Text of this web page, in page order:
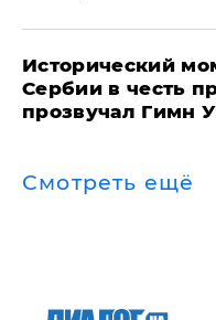
Исторический
Сербии в честь
прозвучал Гимн
Смотреть ещё